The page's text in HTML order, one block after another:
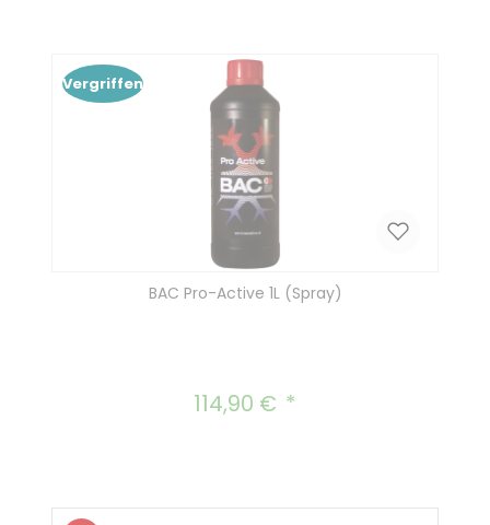
Vergriffen
BAC Pro-Active 1L (Spray)
Regulärer Preis:
114,90 €